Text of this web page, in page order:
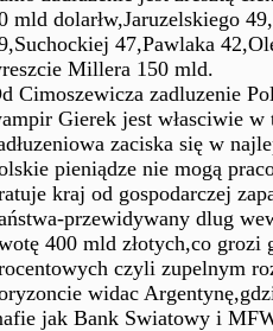
mld dolarłw,Jaruzelskiego
47,Pawlaka
Millera 150 mld.
Cimoszewicza zadluzenie
Gierek jest własciwie
zaciska się w
pieniądze nie mogą
kraj od gospodarczej
przewidywany dlug
400 mld złotych,co grozi
czyli zupelnym
widac
jak Bank Swiatowy i